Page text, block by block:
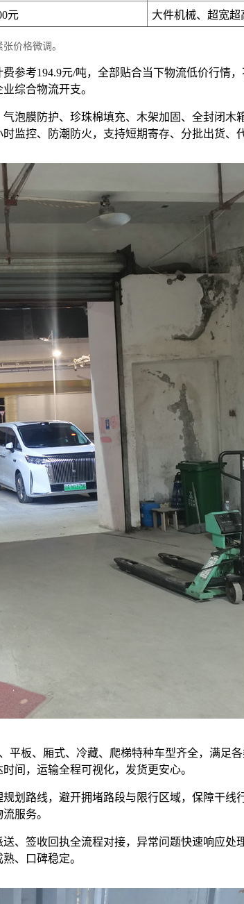
元 大件机械、超宽
价格微调。
参考194.9元/吨，全部贴合当下物流低价行情
综合物流开支。
泡膜防护、珍珠棉填充、木架加固、全封闭
监控、防潮防火，支持短期寄存、分批出货、
平板、厢式、冷藏、爬梯特种车型齐全，满足
间，运输全程可视化，发货更安心。
划路线，避开拥堵路段与限行区域，保障干
服务。
、签收回执全流程对接，异常问题快速响应
、口碑稳定。